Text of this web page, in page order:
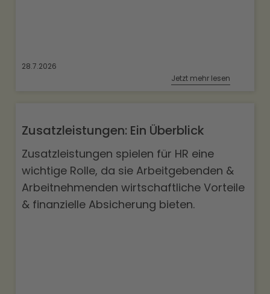
28.7.2026
Jetzt mehr lesen
Zusatzleistungen: Ein Überblick
Zusatzleistungen spielen für HR eine
wichtige Rolle, da sie Arbeitgebenden &
Arbeitnehmenden wirtschaftliche Vorteile
& finanzielle Absicherung bieten.